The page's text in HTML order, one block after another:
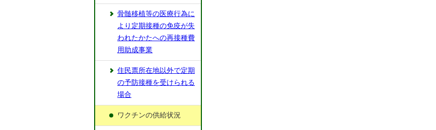
骨髄移植等の医療行為に
より定期接種の免疫が失
われたかたへの再接種費
用助成事業
住民票所在地以外で定期
の予防接種を受けられる
場合
ワクチンの供給状況